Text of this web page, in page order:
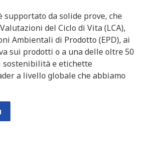
supportato da solide prove, che
del Ciclo di Vita (LCA),
Ambientali di Prodotto (EPD), ai
sui prodotti o a una delle oltre 50
sostenibilità e etichette
a livello globale che abbiamo